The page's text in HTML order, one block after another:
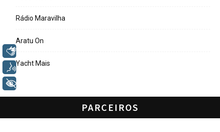
Rádio Maravilha
Aratu On
Yacht Mais
PARCEIROS
Voz